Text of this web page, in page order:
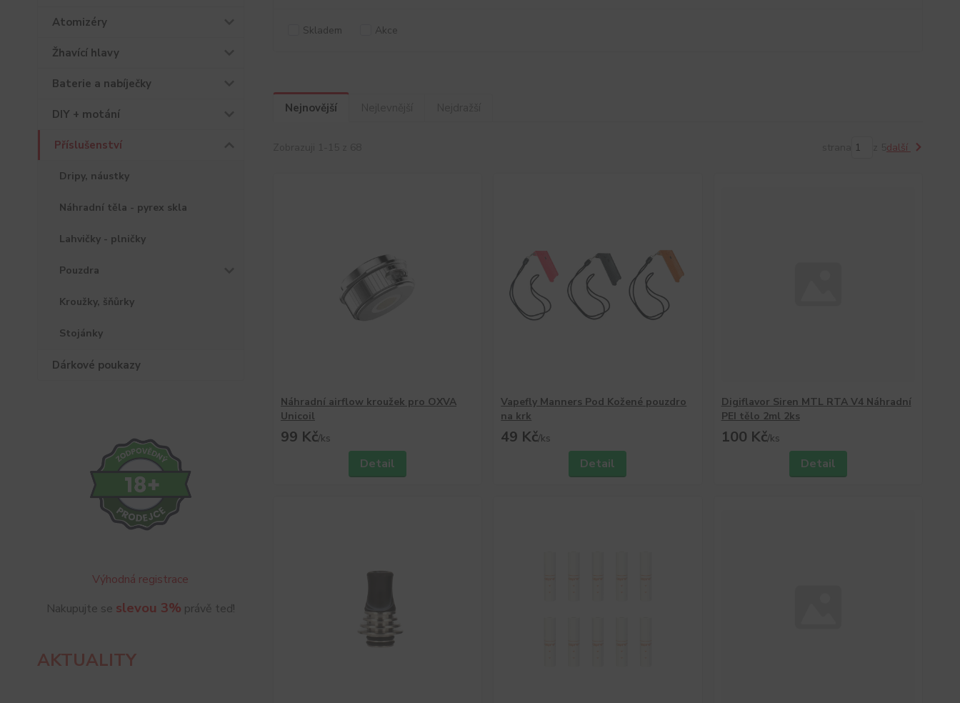
Atomizéry
Žhavící hlavy
Baterie a nabíječky
DIY + motání
Příslušenství
Dripy, náustky
Náhradní těla - pyrex skla
Lahvičky - plničky
Pouzdra
Kroužky, šňůrky
Stojánky
Dárkové poukazy
Výhodná registrace
Nakupujte se slevou 3% právě teď!
AKTUALITY
Skladem Akce
Nejnovější
další
Náhradní airflow kroužek pro OXVA
Unicoil
99 Kč/ks
Detail
Vapefly Manners Pod Kožené pouzdro
na krk
49 Kč/ks
Detail
Digiflavor Siren MTL RTA V4 Náhradní
PEI tělo 2ml 2ks
100 Kč/ks
Detail